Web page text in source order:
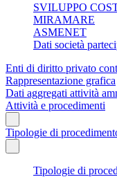
SVILUPPO
MIRAMARE
ASMENET
Dati società
Enti di diritto privato
Rappresentazione grafica
Dati aggregati attività
Attività e procedimenti
Tipologie di
Tipologie di